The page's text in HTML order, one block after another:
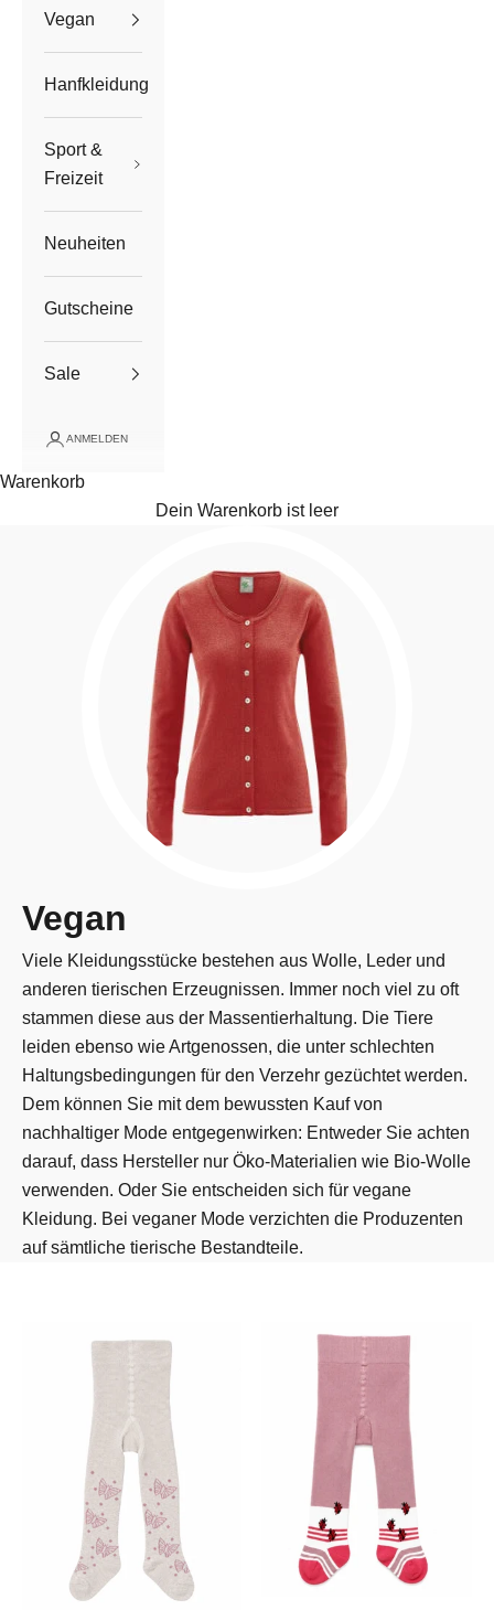
Vegan
Hanfkleidung
Sport &
Freizeit
Neuheiten
Gutscheine
Sale
ANMELDEN
Warenkorb
Dein Warenkorb ist leer
Vegan
Viele Kleidungsstücke bestehen aus Wolle, Leder und
anderen tierischen Erzeugnissen. Immer noch viel zu oft
stammen diese aus der Massentierhaltung. Die Tiere
leiden ebenso wie Artgenossen, die unter schlechten
Haltungsbedingungen für den Verzehr gezüchtet werden.
Dem können Sie mit dem bewussten Kauf von
nachhaltiger Mode entgegenwirken: Entweder Sie achten
darauf, dass Hersteller nur Öko-Materialien wie Bio-Wolle
verwenden. Oder Sie entscheiden sich für vegane
Kleidung. Bei veganer Mode verzichten die Produzenten
auf sämtliche tierische Bestandteile.